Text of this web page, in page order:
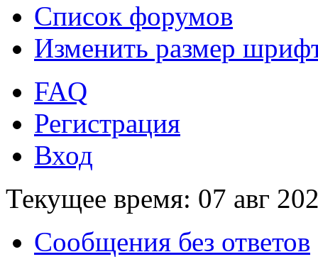
Список форумов
Изменить размер
FAQ
Регистрация
Вход
Текущее время: 07 авг
Сообщения без ответов